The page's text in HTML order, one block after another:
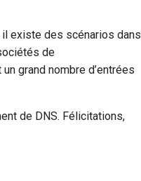
existe des scénarios dans
de
grand nombre d’entrées
de DNS. Félicitations,